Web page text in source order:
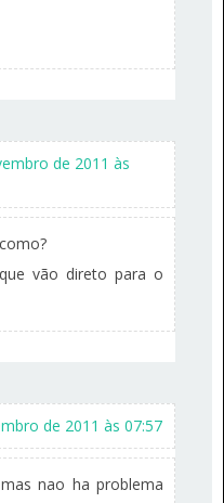
de 2011 às
vão direto para o
de 2011 às 07:57
nao ha problema